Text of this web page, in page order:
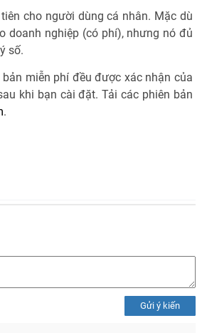
cho người dùng cá nhân. Mặc dù
doanh nghiệp (có phí), nhưng nó đủ
số.
miễn phí đều được xác nhận của
khi bạn cài đặt. Tải các phiên bản
.
Gửi ý kiến